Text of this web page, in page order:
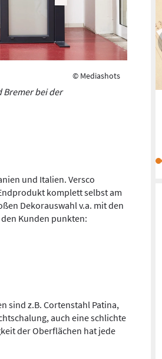
© Mediashots
Bremer bei der
und Italien. Versco
komplett selbst am
Dekorauswahl v.a. mit den
Kunden punkten:
sind z.B. Cortenstahl Patina,
auch eine schlichte
der Oberflächen hat jede